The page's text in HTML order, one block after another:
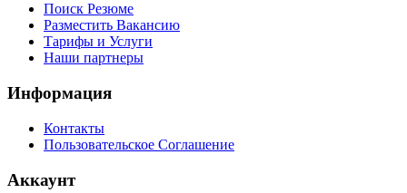
Поиск Резюме
Разместить Вакансию
Тарифы и Услуги
Наши партнеры
Информация
Контакты
Пользовательское Соглашение
Аккаунт